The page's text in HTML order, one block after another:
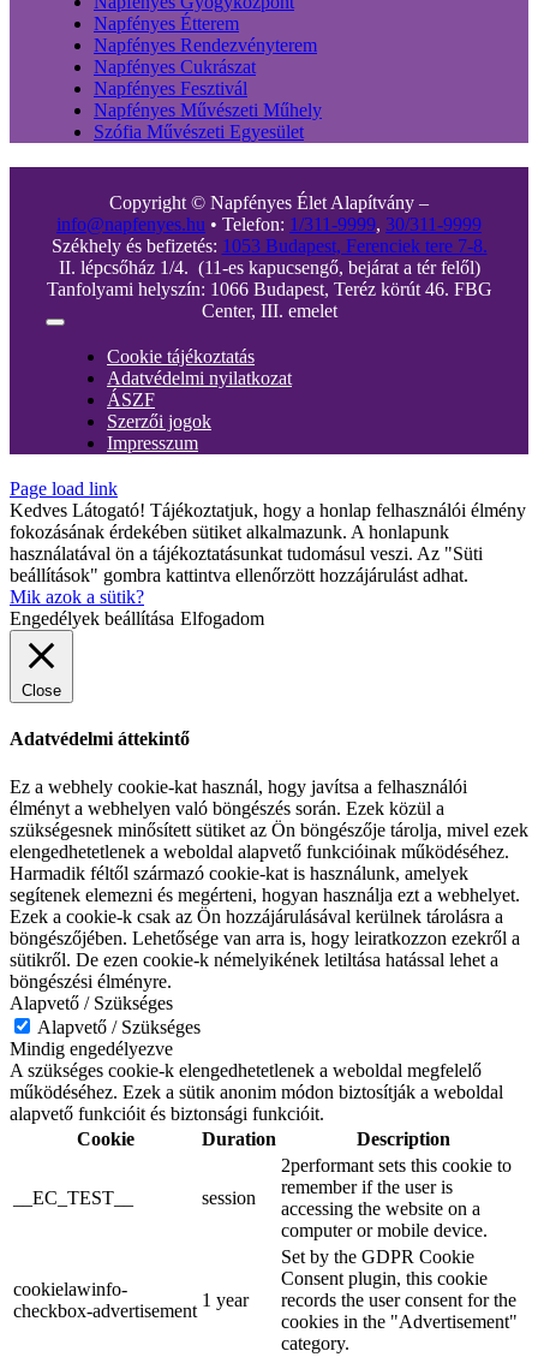
Napfényes Étterem
Napfényes Rendezvényterem
Napfényes Cukrászat
Napfényes Fesztivál
Napfényes Művészeti Műhely
Szófia Művészeti Egyesület
Copyright © Napfényes Élet Alapítvány –
info@napfenyes.hu • Telefon: 1/311-9999, 30/311-9999
Székhely és befizetés: 1053 Budapest, Ferenciek tere 7-8.
II. lépcsőház 1/4. (11-es kapucsengő, bejárat a tér felől)
Tanfolyami helyszín: 1066 Budapest, Teréz körút 46. FBG
Center, III. emelet
Toggle
NavigationCookie tájékoztatás
Adatvédelmi nyilatkozat
ÁSZF
Szerzői jogok
Impresszum
Page load link
Kedves Látogató! Tájékoztatjuk, hogy a honlap felhasználói élmény
fokozásának érdekében sütiket alkalmazunk. A honlapunk
használatával ön a tájékoztatásunkat tudomásul veszi. Az "Süti
beállítások" gombra kattintva ellenőrzött hozzájárulást adhat.
Mik azok a sütik?
Engedélyek beállítása Elfogadom
Close
Adatvédelmi áttekintő
Ez a webhely cookie-kat használ, hogy javítsa a felhasználói
élményt a webhelyen való böngészés során. Ezek közül a
szükségesnek minősített sütiket az Ön böngészője tárolja, mivel ezek
elengedhetetlenek a weboldal alapvető funkcióinak működéséhez.
Harmadik féltől származó cookie-kat is használunk, amelyek
segítenek elemezni és megérteni, hogyan használja ezt a webhelyet.
Ezek a cookie-k csak az Ön hozzájárulásával kerülnek tárolásra a
böngészőjében. Lehetősége van arra is, hogy leiratkozzon ezekről a
sütikről. De ezen cookie-k némelyikének letiltása hatással lehet a
böngészési élményre.
Alapvető / Szükséges
Alapvető / Szükséges
Mindig engedélyezve
A szükséges cookie-k elengedhetetlenek a weboldal megfelelő
működéséhez. Ezek a sütik anonim módon biztosítják a weboldal
alapvető funkcióit és biztonsági funkcióit.
Cookie
Duration Description
__EC_TEST__ session
2performant sets this cookie to
remember if the user is
accessing the website on a
computer or mobile device.
cookielawinfo-
checkbox-advertisement
1 year
Set by the GDPR Cookie
Consent plugin, this cookie
records the user consent for the
cookies in the "Advertisement"
category.